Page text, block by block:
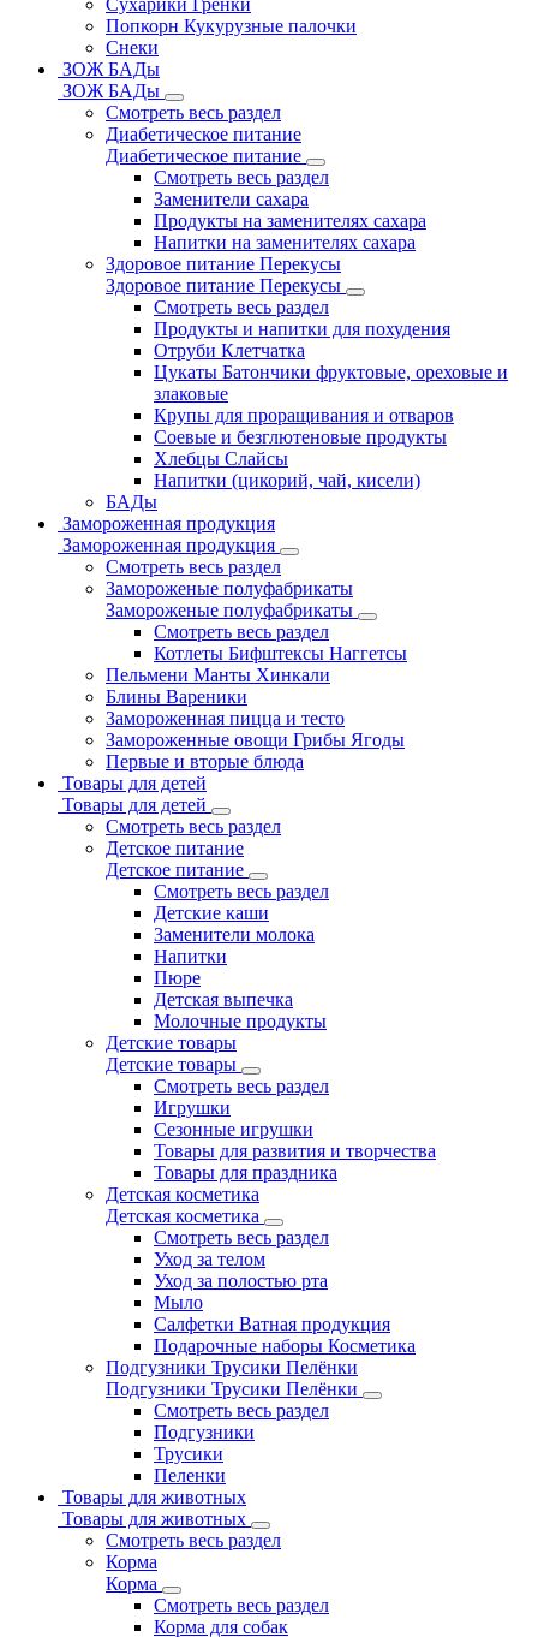
Сухарики Гренки
Попкорн Кукурузные палочки
Снеки
ЗОЖ БАДы
ЗОЖ БАДы
Смотреть весь раздел
Диабетическое питание
Диабетическое питание
Смотреть весь раздел
Заменители сахара
Продукты на заменителях сахара
Напитки на заменителях сахара
Здоровое питание Перекусы
Здоровое питание Перекусы
Смотреть весь раздел
Продукты и напитки для похудения
Отруби Клетчатка
Цукаты Батончики фруктовые, ореховые и
злаковые
Крупы для проращивания и отваров
Соевые и безглютеновые продукты
Хлебцы Слайсы
Напитки (цикорий, чай, кисели)
БАДы
Замороженная продукция
Замороженная продукция
Смотреть весь раздел
Замороженые полуфабрикаты
Замороженые полуфабрикаты
Смотреть весь раздел
Котлеты Бифштексы Наггетсы
Пельмени Манты Хинкали
Блины Вареники
Замороженная пицца и тесто
Замороженные овощи Грибы Ягоды
Первые и вторые блюда
Товары для детей
Товары для детей
Смотреть весь раздел
Детское питание
Детское питание
Смотреть весь раздел
Детские каши
Заменители молока
Напитки
Пюре
Детская выпечка
Молочные продукты
Детские товары
Детские товары
Смотреть весь раздел
Игрушки
Сезонные игрушки
Товары для развития и творчества
Товары для праздника
Детская косметика
Детская косметика
Смотреть весь раздел
Уход за телом
Уход за полостью рта
Мыло
Салфетки Ватная продукция
Подарочные наборы Косметика
Подгузники Трусики Пелёнки
Подгузники Трусики Пелёнки
Смотреть весь раздел
Подгузники
Трусики
Пеленки
Товары для животных
Товары для животных
Смотреть весь раздел
Корма
Корма
Смотреть весь раздел
Корма для собак